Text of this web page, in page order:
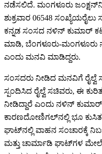
ನಡೆಸಲಿದೆ. ಮಂಗಳೂರು
ಶುಕ್ರವಾರ 06548 ಸಂಖ್ಯೆಯರೈಲು
ಕನ್ನಡ ಸಂಸದ ನಳಿನ್ ಕುಮಾರ್
ಮಾಡಿ, ಬೆಂಗಳೂರು-ಮಂಗಳೂರು
ಎಂದು ಮನವಿ ಮಾಡಿದ್ದರು.
ಸಂಸದರು ನೀಡಿದ ಮನವಿಗೆ ರೈಲ್ವೆ
ಸ್ಪಂದಿಸಿದ ರೈಲ್ವೆ ಸಚಿವರು, ಈ
ನೀಡಿದ್ದಾರೆ ಎಂದು ನಳಿನ್ ಕುಮಾರ್
ಕಾರಣದೋಣಿಗಲ್‌ನಲ್ಲಿ ಭೂ ಕುಸಿತ
ಘಾಟ್‌ನಲ್ಲಿ ವಾಹನ ಸಂಚಾರಕ್ಕೆ
ಮತ್ತು ಚಾರ್ಮಾಡಿ ಘಾಟ್‌ಗಳ ಮೇಲೆ